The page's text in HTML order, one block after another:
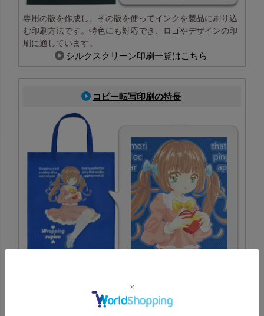
専用の版を作成し、その版を使ってインクを製品に刷り込
む印刷方法です。特色にも対応でき、ロゴやデザインの印
刷に適しています。
シルクスクリーン印刷一覧はこちら
コピー転写印刷の特長
ラー表現が可能。写真やイラストも鮮やかに再現でき、イ
ベント配布にも最適